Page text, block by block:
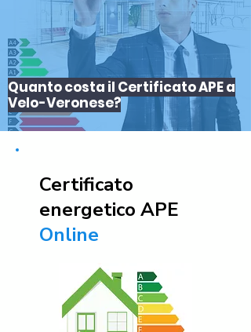
Quanto costa il Certificato APE a
Velo-Veronese?
Certificato
energetico APE
Online